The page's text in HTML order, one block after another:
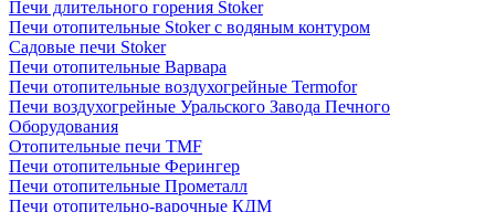
Печи длительного горения Stoker
Печи отопительные Stoker с водяным контуром
Садовые печи Stoker
Печи отопительные Варвара
Печи отопительные воздухогрейные Termofor
Печи воздухогрейные Уральского Завода Печного
Оборудования
Отопительные печи TMF
Печи отопительные Ферингер
Печи отопительные Прометалл
Печи отопительно-варочные КДМ